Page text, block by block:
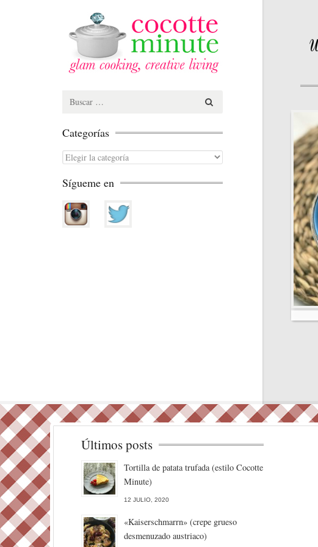
Search
Categorías
Categorías
Sígueme en
Últimos posts
Tortilla de patata trufada (estilo Cocotte
Minute)
12 JULIO, 2020
«Kaiserschmarrn» (crepe grueso
desmenuzado austriaco)